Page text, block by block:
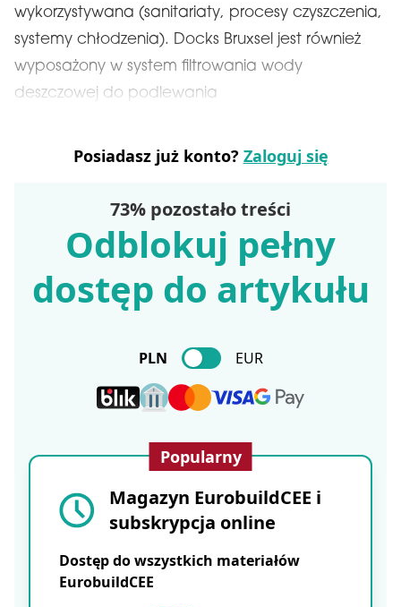
wykorzystywana (sanitariaty, procesy czyszczenia,
systemy chłodzenia). Docks Bruxsel jest również
wyposażony w system filtrowania wody
deszczowej do podlewania
Posiadasz już konto? Zaloguj się
73% pozostało treści
Odblokuj pełny
dostęp do artykułu
PLN EUR
Popularny
Magazyn EurobuildCEE i
subskrypcja online
Dostęp do wszystkich materiałów
EurobuildCEE